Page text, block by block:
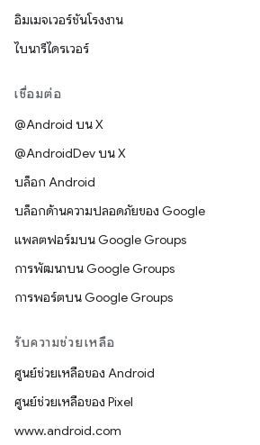
อิมเมจเวอร์ชันโรงงาน
ไบนารีไดรเวอร์
เชื่อมต่อ
@Android บน X
@AndroidDev บน X
บล็อก Android
บล็อกด้านความปลอดภัยของ Google
แพลตฟอร์มบน Google Groups
การพัฒนาบน Google Groups
การพอร์ตบน Google Groups
รับความช่วยเหลือ
ศูนย์ช่วยเหลือของ Android
ศูนย์ช่วยเหลือของ Pixel
www.android.com